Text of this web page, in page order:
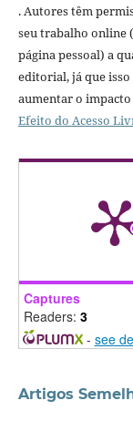
. Autores têm
seu trabalho online
página pessoal) a
editorial, já que
aumentar o
Efeito do Acesso
Captures
Readers: 3
- see
Artigos